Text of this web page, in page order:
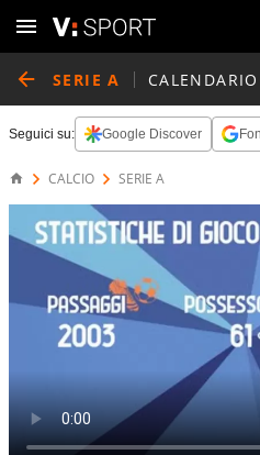
SERIE A CALENDARIO
Seguici su: Google Discover
CALCIO SERIE A